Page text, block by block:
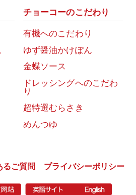
チョーコーのこだわり
有機へのこだわり
ゆず醤油かけぽん
金蝶ソース
ドレッシングへのこだわ
り
超特選むらさき
めんつゆ
るご質問 プライバシーポリシー